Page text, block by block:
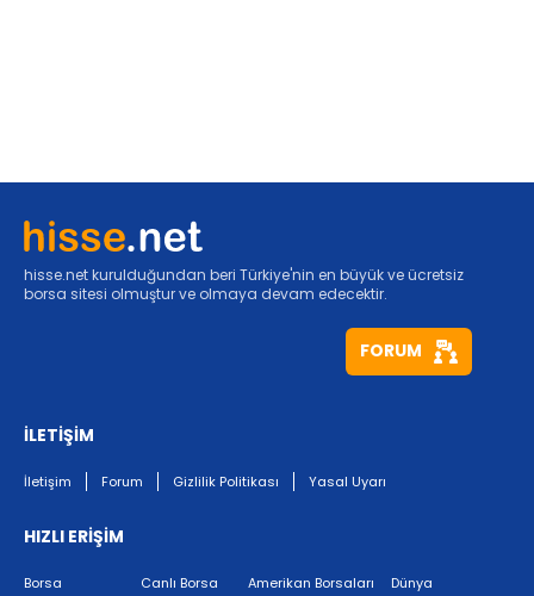
hisse.net kurulduğundan beri Türkiye'nin en büyük ve ücretsiz
borsa sitesi olmuştur ve olmaya devam edecektir.
FORUM
İLETİŞİM
İletişim Forum Gizlilik Politikası Yasal Uyarı
HIZLI ERİŞİM
Borsa
Canlı Borsa
Amerikan Borsaları
Dünya